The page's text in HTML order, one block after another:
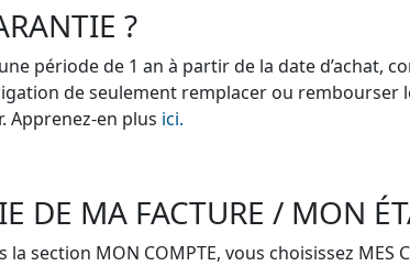
?
période de 1 an à partir de la date d’achat,
de seulement remplacer ou
Apprenez-en plus ici.
DE MA FACTURE / MON
section MON COMPTE, vous choisissez